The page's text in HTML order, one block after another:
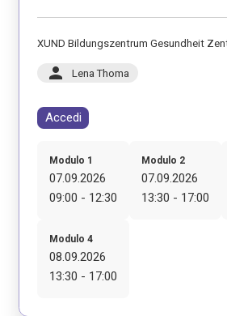
XUND Bildungszentrum Gesundheit
person Lena Thoma
Accedi
Modulo 1
07.09.2026
09:00 - 12:30
Modulo 2
07.09.2026
13:30 - 17:00
Modulo 4
08.09.2026
13:30 - 17:00